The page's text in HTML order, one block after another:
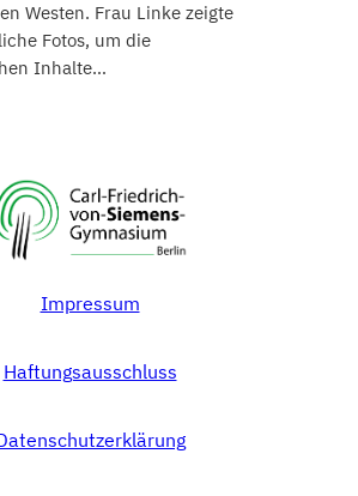
Westen. Frau Linke zeigte
Fotos, um die
Inhalte…
Impressum
Haftungsausschluss